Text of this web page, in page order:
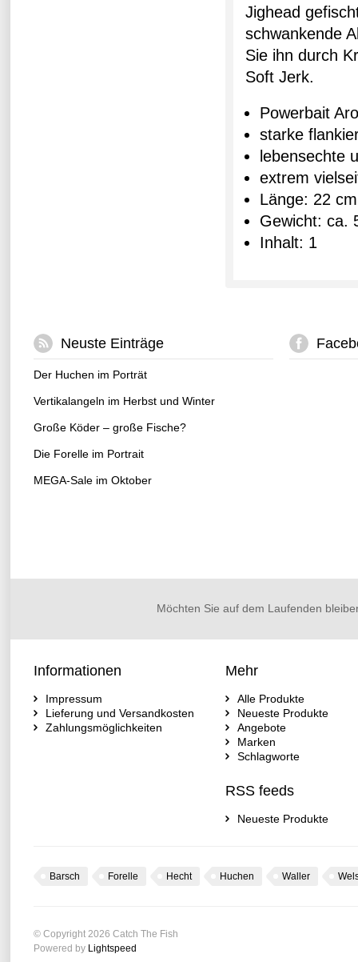
Jighead
schwankende
Sie ihn durch
Soft Jerk.
Powerbait
starke
lebensechte
extrem
Länge: 22 cm
Gewicht: ca.
Inhalt: 1
Neuste Einträge
Der Huchen im Porträt
Vertikalangeln im Herbst und Winter
Große Köder – große Fische?
Die Forelle im Portrait
MEGA-Sale im Oktober
Möchten Sie auf dem Laufenden
Informationen
Impressum
Lieferung und Versandkosten
Zahlungsmöglichkeiten
Mehr
Alle Produkte
Neueste Produkte
Angebote
Marken
Schlagworte
RSS feeds
Neueste Produkte
Barsch Forelle Hecht Huchen Waller
© Copyright 2026 Catch The Fish
Powered by Lightspeed